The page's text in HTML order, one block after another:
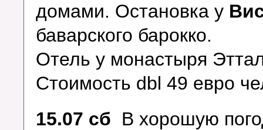
домами. Остановка у
баварского барокко.
Отель у монастыря
Стоимость dbl 49 евро
15.07 сб В хорошую